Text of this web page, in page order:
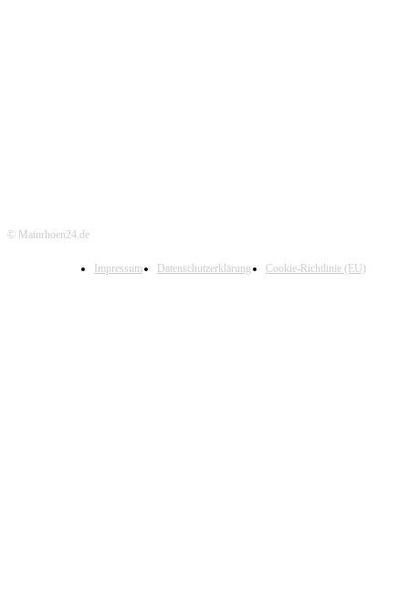
© Mainrhoen24.de
Impressum Datenschutzerklärung Cookie-Richtlinie (EU)